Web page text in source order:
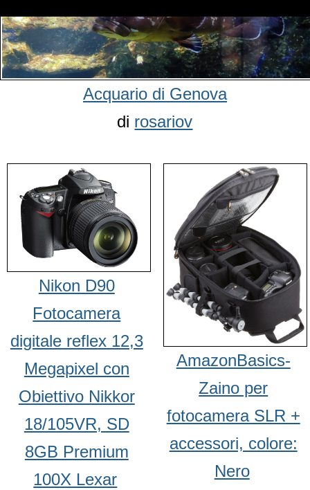
Acquario di Genova
di rosariov
Nikon D90
Fotocamera
digitale reflex 12,3
Megapixel con
Obiettivo Nikkor
18/105VR, SD
8GB Premium
100X Lexar
AmazonBasics-
Zaino per
fotocamera SLR +
accessori, colore:
Nero